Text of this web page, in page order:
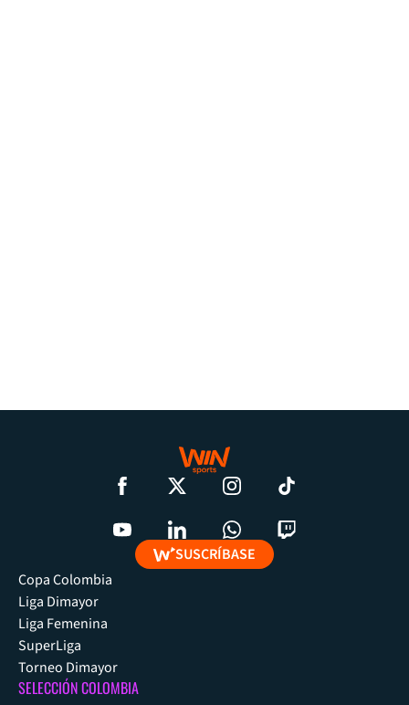
SUSCRÍBASE
Copa Colombia
Liga Dimayor
Liga Femenina
SuperLiga
Torneo Dimayor
SELECCIÓN COLOMBIA